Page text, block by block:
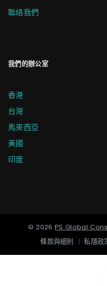
聯絡我們
我們的辦公室
香港
台灣
馬來西亞
美國
印度
©2026 PS Global
條款與細則
| 私隱政